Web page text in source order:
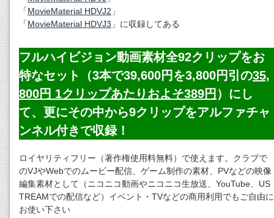
「MovieMaterial HDVJ2 」
「MovieMaterial HDVJ3 」に収録してある
フルハイビジョン動画素材全92クリップをお
特なセット（3本で39,600円を3,800円引の35,
800円 1クリップあたりおよそ389円 ）にし
て、更にその中から9クリップをアルファチャ
ンネル付きで収録！
ロイヤリティフリー（著作権使用料無料）で使えます。クラブで
のVJやWebでのムービー配信、ゲーム制作の素材、PVなどの映像
編集素材として（ニコニコ動画やニコニコ生放送、YouTube、US
TREAMでの配信など）イベント・TVなどの商用利用でもご自由に
お使い下さい